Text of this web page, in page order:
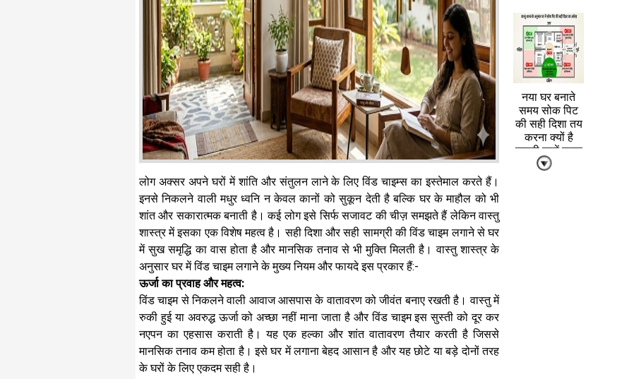
​लोग अक्सर अपने घरों में शांति और संतुलन लाने के लिए विंड चाइम्स का इस्तेमाल करते हैं।
इनसे निकलने वाली मधुर ध्वनि न केवल कानों को सुकून देती है बल्कि घर के माहौल को भी
शांत और सकारात्मक बनाती है। कई लोग इसे सिर्फ सजावट की चीज़ समझते हैं लेकिन वास्तु
शास्त्र में इसका एक विशेष महत्व है। सही दिशा और सही सामग्री की विंड चाइम लगाने से घर
में सुख समृद्धि का वास होता है और मानसिक तनाव से भी मुक्ति मिलती है। वास्तु शास्त्र के
अनुसार घर में विंड चाइम लगाने के मुख्य नियम और फायदे इस प्रकार हैं:- ​
ऊर्जा का प्रवाह और महत्व: ​
विंड चाइम से निकलने वाली आवाज आसपास के वातावरण को जीवंत बनाए रखती है। ​वास्तु में
रुकी हुई या अवरुद्ध ऊर्जा को अच्छा नहीं माना जाता है और विंड चाइम इस सुस्ती को दूर कर
नएपन का एहसास कराती है। यह एक हल्का और शांत वातावरण तैयार करती है जिससे
मानसिक तनाव कम होता है। ​इसे घर में लगाना बेहद आसान है और यह छोटे या बड़े दोनों तरह
के घरों के लिए एकदम सही है।
नया घर बनाते
समय सोक पिट
की सही दिशा तय
करना क्यों है
जरूरी जानें वास्तु
के मुख्य नियम